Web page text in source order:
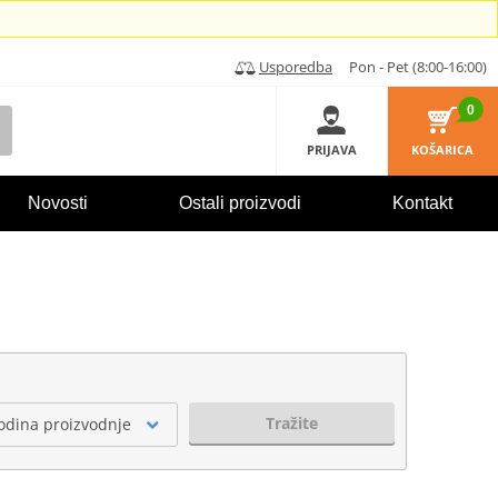
Usporedba Pon - Pet (8:00-16:00)
PRIJAVA
0
KOŠARICA
Novosti Ostali proizvodi Kontakt
proizvodnje Tražite